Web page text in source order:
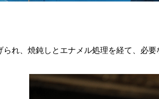
れ、焼鈍しとエナメル処理を経て、必要